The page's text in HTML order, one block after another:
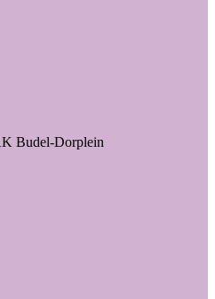
Budel-Dorplein